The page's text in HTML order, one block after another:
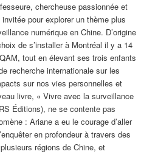
chercheuse passionnée et
pour explorer un thème plus
numérique en Chine. D’origine
de s’installer à Montréal il y a 14
tout en élevant ses trois enfants
recherche internationale sur les
sur nos vies personnelles et
livre, « Vivre avec la surveillance
Éditions), ne se contente pas
: Ariane a eu le courage d’aller
en profondeur à travers des
régions de Chine, et